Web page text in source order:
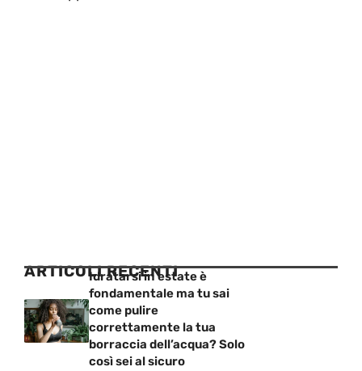
ARTICOLI RECENTI
Idratarsi in estate è
fondamentale ma tu sai
come pulire
correttamente la tua
borraccia dell’acqua? Solo
così sei al sicuro